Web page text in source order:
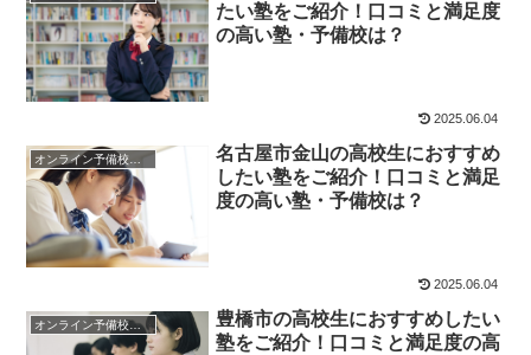
たい塾をご紹介！口コミと満足度
の高い塾・予備校は？
2025.06.04
名古屋市金山の高校生におすすめ
したい塾をご紹介！口コミと満足
度の高い塾・予備校は？
2025.06.04
オンライン予備校・塾の活用法
豊橋市の高校生におすすめしたい
塾をご紹介！口コミと満足度の高